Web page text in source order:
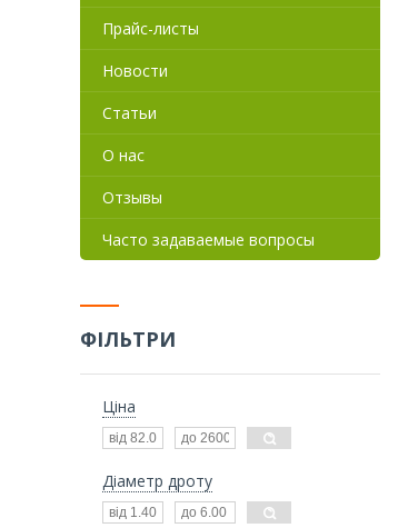
Прайс-листы
Новости
Статьи
О нас
Отзывы
Часто задаваемые вопросы
ФІЛЬТРИ
Ціна
Діаметр дроту